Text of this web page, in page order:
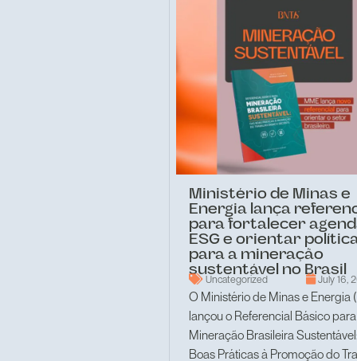
Ministério de Minas e
Energia lança
para fortalecer
ESG e orientar
para a mineração
sustentável no Brasil
Uncategorized July 16,
O Ministério de Minas e Energia
lançou o Referencial Básico para
Mineração Brasileira
Boas Práticas à Promoção do